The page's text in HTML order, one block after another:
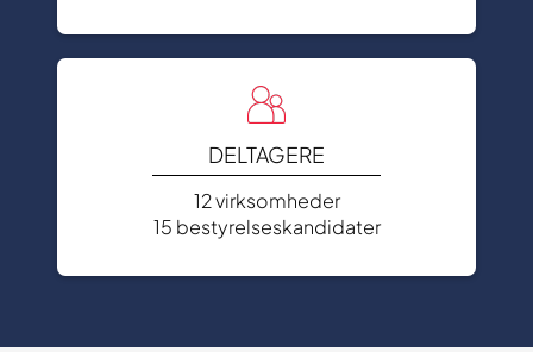
DELTAGERE
12 virksomheder
15 bestyrelseskandidater